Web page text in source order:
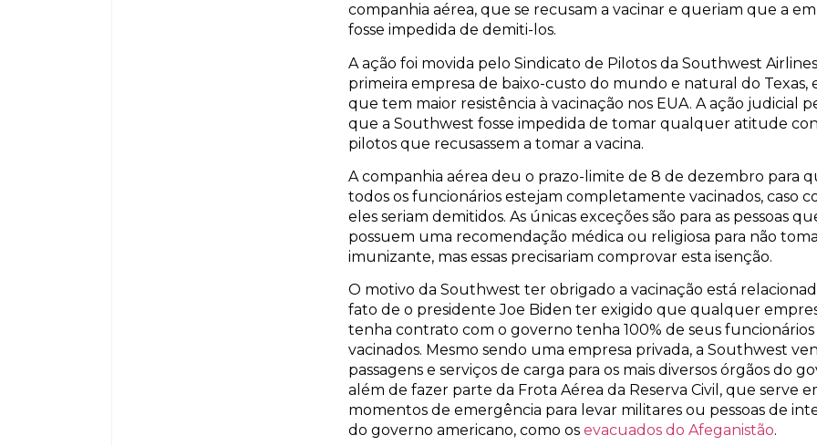
companhia aérea, que se recusam a vacinar e queriam que a
fosse impedida de demiti-los.
A ação foi movida pelo Sindicato de Pilotos da Southwest
primeira empresa de baixo-custo do mundo e natural do Texas,
que tem maior resistência à vacinação nos EUA. A ação judicial
que a Southwest fosse impedida de tomar qualquer atitude
pilotos que recusassem a tomar a vacina.
A companhia aérea deu o prazo-limite de 8 de dezembro para
todos os funcionários estejam completamente vacinados, caso
eles seriam demitidos. As únicas exceções são para as pessoas
possuem uma recomendação médica ou religiosa para não
imunizante, mas essas precisariam comprovar esta isenção.
O motivo da Southwest ter obrigado a vacinação está
fato de o presidente Joe Biden ter exigido que qualquer
tenha contrato com o governo tenha 100% de seus funcionários
vacinados. Mesmo sendo uma empresa privada, a Southwest
passagens e serviços de carga para os mais diversos órgãos do
além de fazer parte da Frota Aérea da Reserva Civil, que serve
momentos de emergência para levar militares ou pessoas de
do governo americano, como os evacuados do Afeganistão.